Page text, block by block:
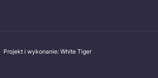
Projekt i wykonanie: White Tiger